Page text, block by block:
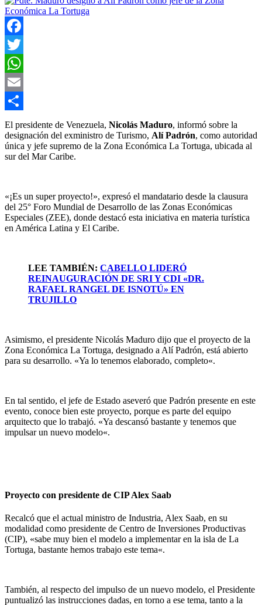
Facebook
Twitter
WhatsApp
Email
Compartir
El presidente de Venezuela, Nicolás Maduro, informó sobre la
designación del exministro de Turismo, Alí Padrón, como autoridad
única y jefe supremo de la Zona Económica La Tortuga, ubicada al
sur del Mar Caribe.
«¡Es un super proyecto!», expresó el mandatario desde la clausura
del 25° Foro Mundial de Desarrollo de las Zonas Económicas
Especiales (ZEE), donde destacó esta iniciativa en materia turística
en América Latina y El Caribe.
LEE TAMBIÉN: CABELLO LIDERÓ
REINAUGURACIÓN DE SRI Y CDI «DR.
RAFAEL RANGEL DE ISNOTÚ» EN
TRUJILLO
Asimismo, el presidente Nicolás Maduro dijo que el proyecto de la
Zona Económica La Tortuga, designado a Alí Padrón, está abierto
para su desarrollo. «Ya lo tenemos elaborado, completo«.
En tal sentido, el jefe de Estado aseveró que Padrón presente en este
evento, conoce bien este proyecto, porque es parte del equipo
arquitecto que lo trabajó. «Ya descansó bastante y tenemos que
impulsar un nuevo modelo«.
Proyecto con presidente de CIP Alex Saab
Recalcó que el actual ministro de Industria, Alex Saab, en su
modalidad como presidente de Centro de Inversiones Productivas
(CIP), «sabe muy bien el modelo a implementar en la isla de La
Tortuga, bastante hemos trabajo este tema«.
También, al respecto del impulso de un nuevo modelo, el Presidente
puntualizó las instrucciones dadas, en torno a ese tema, tanto a la